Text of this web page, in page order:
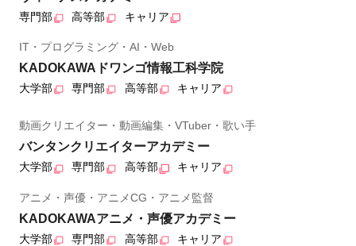
専門部 高等部 キャリア
IT・プログラミング・AI・Web
KADOKAWAドワンゴ情報工科学院
大学部 専門部 高等部 キャリア
動画クリエイター・動画編集・VTuber・歌い手
バンタンクリエイターアカデミー
大学部 専門部 高等部 キャリア
アニメ・声優・アニメCG・アニメ監督
KADOKAWAアニメ・声優アカデミー
大学部 専門部 高等部 キャリア